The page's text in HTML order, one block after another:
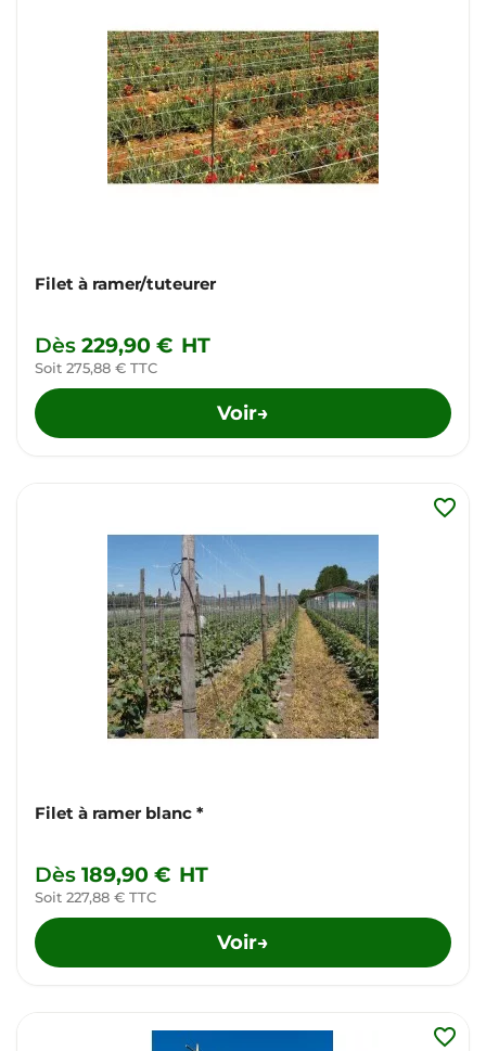
Filet à ramer/tuteurer
Dès 229,90 € HT
Soit 275,88 € TTC
Voir→
Filet à ramer blanc *
Dès 189,90 € HT
Soit 227,88 € TTC
Voir→
favorite_border
favorite_border